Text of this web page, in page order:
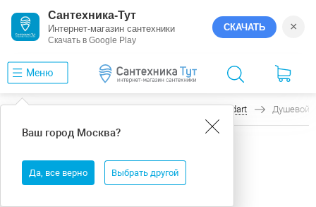
Сантехника-Тут
Интернет-магазин сантехники
Скачать в Google Play
СКАЧАТЬ ×
Меню
Ваш город Москва?
Да, все верно Выбрать другой
Standart Душевой
Душевой бокс Timo Standart 140x88 T-1140 с
Бесплатная доставка